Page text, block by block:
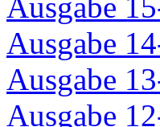
Ausgabe
Ausgabe
Ausgabe